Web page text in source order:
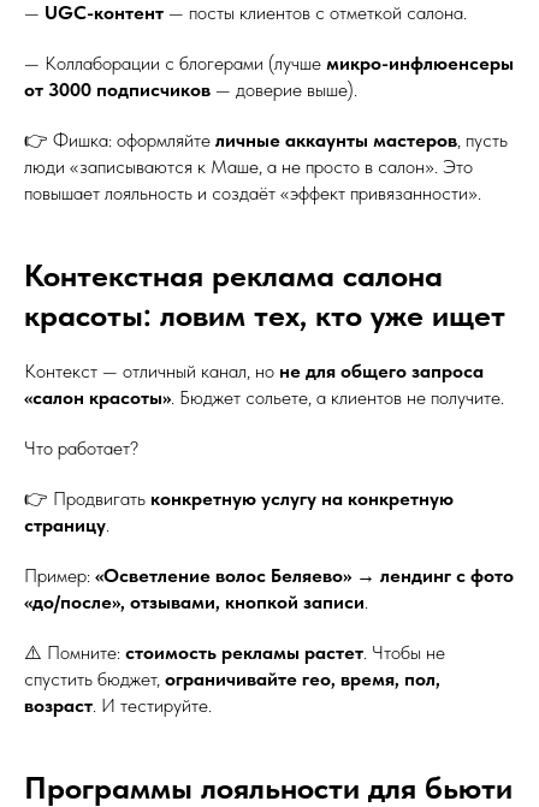
— UGC-контент — посты клиентов с отметкой салона.
— Коллаборации с блогерами (лучше микро-инфлюенсеры
от 3000 подписчиков — доверие выше).
👉 Фишка: оформляйте личные аккаунты мастеров, пусть
люди «записываются к Маше, а не просто в салон». Это
повышает лояльность и создаёт «эффект привязанности».
Контекстная реклама салона
красоты: ловим тех, кто уже ищет
Контекст — отличный канал, но не для общего запроса
«салон красоты». Бюджет сольете, а клиентов не получите.
Что работает?
👉 Продвигать конкретную услугу на конкретную
страницу.
Пример: «Осветление волос Беляево» → лендинг с фото
«до/после», отзывами, кнопкой записи.
⚠️ Помните: стоимость рекламы растет. Чтобы не
спустить бюджет, ограничивайте гео, время, пол,
возраст. И тестируйте.
Программы лояльности для бьюти